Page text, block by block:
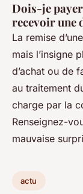
Dois-je
recevoir une
La remise
mais l’insigne
d’achat ou de
au traitement
charge par la
Renseignez-
mauvaise
actu